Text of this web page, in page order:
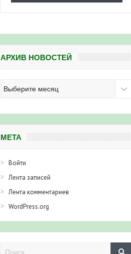
АРХИВ НОВОСТЕЙ
новостей
МЕТА
Войти
Лента записей
Лента комментариев
WordPress.org